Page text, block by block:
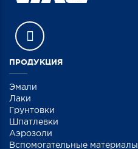
ПРОДУКЦИЯ
Эмали
Лаки
Грунтовки
Шпатлевки
Аэрозоли
Вспомогательные материалы